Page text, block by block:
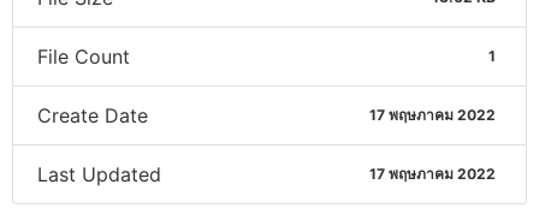
File Count 1
Create Date 17 พฤษภาคม 2022
Last Updated 17 พฤษภาคม 2022